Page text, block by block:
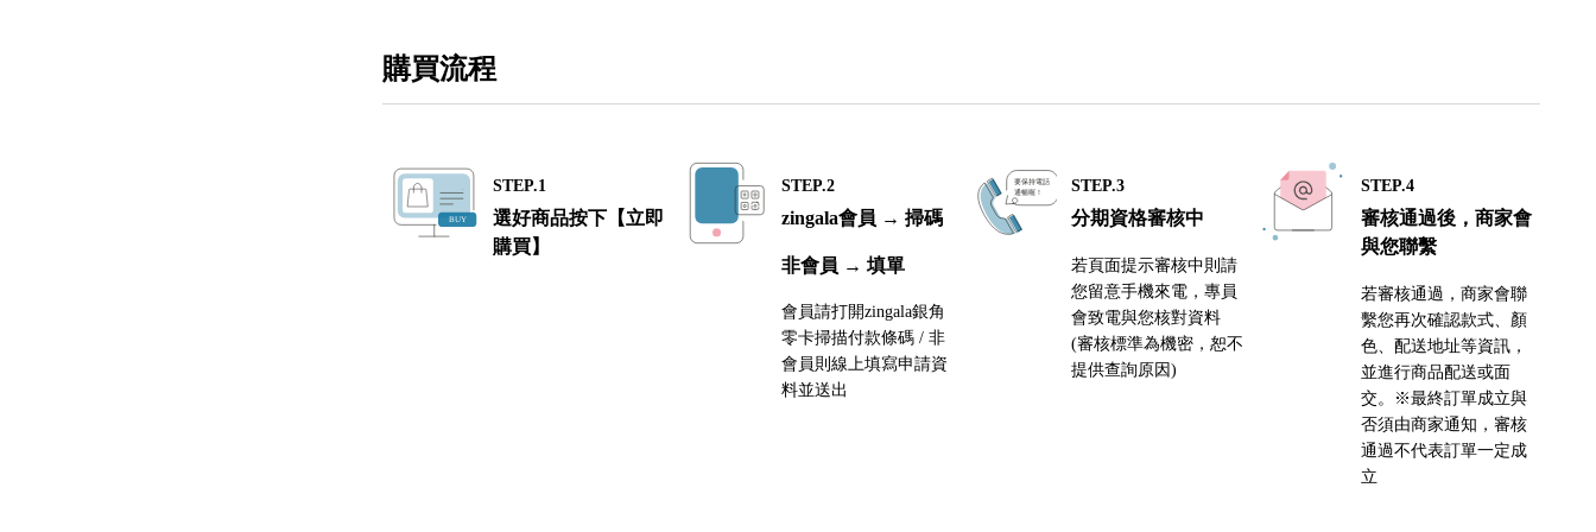
購買流程
STEP.1
選好商品按下【立即
購買】
STEP.2
zingala會員 → 掃碼
非會員 → 填單
會員請打開zingala銀角
零卡掃描付款條碼 / 非
會員則線上填寫申請資
料並送出
STEP.3
分期資格審核中
若頁面提示審核中則請
您留意手機來電，專員
會致電與您核對資料
(審核標準為機密，恕不
提供查詢原因)
STEP.4
審核通過後，商家會
與您聯繫
若審核通過，商家會聯
繫您再次確認款式、顏
色、配送地址等資訊，
並進行商品配送或面
交。※最終訂單成立與
否須由商家通知，審核
通過不代表訂單一定成
立